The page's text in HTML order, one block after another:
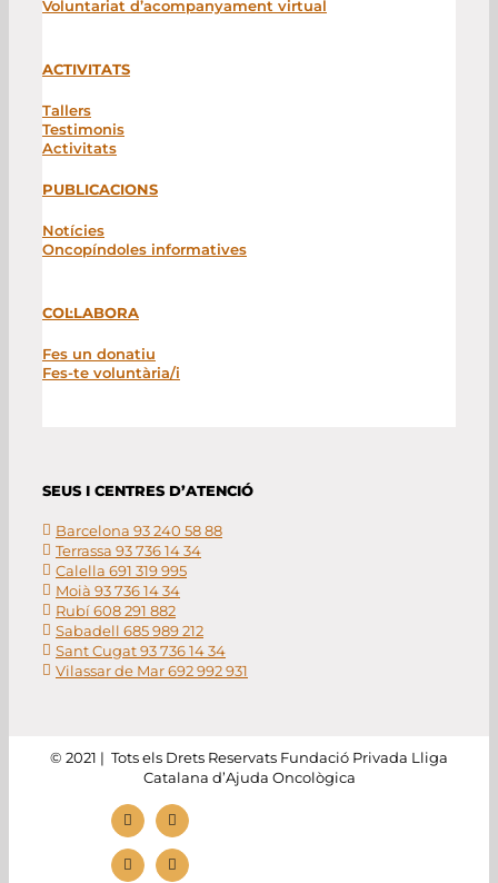
Voluntariat d’acompanyament virtual
ACTIVITATS
Tallers
Testimonis
Activitats
PUBLICACIONS
Notícies
Oncopíndoles informatives
COL·LABORA
Fes un donatiu
Fes-te voluntària/i
SEUS I CENTRES D’ATENCIÓ
Barcelona 93 240 58 88
Terrassa 93 736 14 34
Calella 691 319 995
Moià 93 736 14 34
Rubí 608 291 882
Sabadell 685 989 212
Sant Cugat 93 736 14 34
Vilassar de Mar 692 992 931
© 2021 | Tots els Drets Reservats Fundació Privada Lliga
Catalana d’Ajuda Oncològica
InstagramFacebook
TwitterYouTube